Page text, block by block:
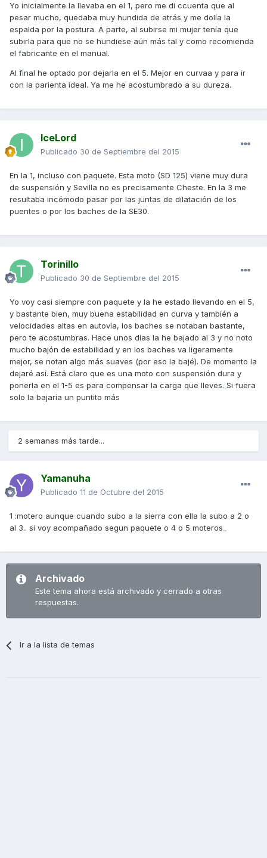
Yo inicialmente la llevaba en el 1, pero me di ccuenta que al
pesar mucho, quedaba muy hundida de atrás y me dolía la
espalda por la postura. A parte, al subirse mi mujer tenía que
subirla para que no se hundiese aún más tal y como recomienda
el fabricante en el manual.
Al final he optado por dejarla en el 5. Mejor en curvaa y para ir
con la parienta ideal. Ya me he acostumbrado a su dureza.
IceLord
Publicado 30 de Septiembre del 2015
En la 1, incluso con paquete. Esta moto (SD 125) viene muy dura
de suspensión y Sevilla no es precisamente Cheste. En la 3 me
resultaba incómodo pasar por las juntas de dilatación de los
puentes o por los baches de la SE30.
Torinillo
Publicado 30 de Septiembre del 2015
Yo voy casi siempre con paquete y la he estado llevando en el 5,
y bastante bien, muy buena estabilidad en curva y también a
velocidades altas en autovía, los baches se notaban bastante,
pero te acostumbras. Hace unos días la he bajado al 3 y no noto
mucho bajón de estabilidad y en los baches va ligeramente
mejor, se notan algo más suaves (por eso la bajé). De momento la
dejaré así. Está claro que es una moto con suspensión dura y
ponerla en el 1-5 es para compensar la carga que lleves. Si fuera
solo la bajaría un puntito más
2 semanas más tarde...
Yamanuha
Publicado 11 de Octubre del 2015
1 :motero aunque cuando subo a la sierra con ella la subo a 2 o
al 3.. si voy acompañado segun paquete o 4 o 5 moteros_
Archivado
Este tema ahora está archivado y cerrado a otras
respuestas.
Ir a la lista de temas